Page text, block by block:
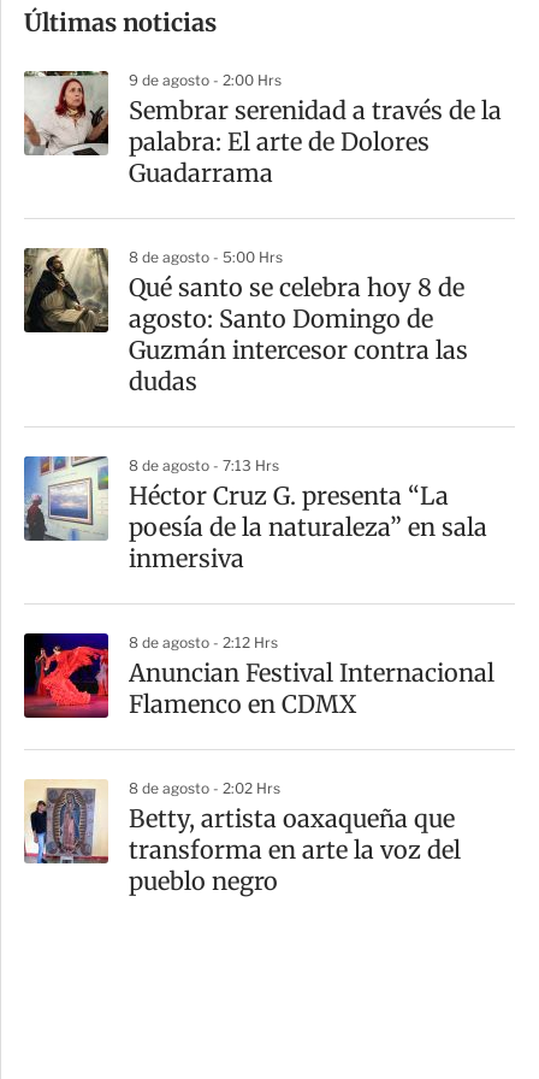
m
a
r
t
Últimas noticias
9 de agosto - 2:00 Hrs
Sembrar serenidad a través de la
palabra: El arte de Dolores
Guadarrama
8 de agosto - 5:00 Hrs
Qué santo se celebra hoy 8 de
agosto: Santo Domingo de
Guzmán intercesor contra las
dudas
8 de agosto - 7:13 Hrs
Héctor Cruz G. presenta “La
poesía de la naturaleza” en sala
inmersiva
8 de agosto - 2:12 Hrs
Anuncian Festival Internacional
Flamenco en CDMX
8 de agosto - 2:02 Hrs
Betty, artista oaxaqueña que
transforma en arte la voz del
pueblo negro